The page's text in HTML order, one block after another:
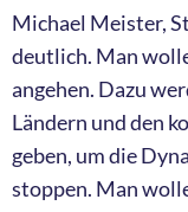
Michael Meister,
deutlich. Man
angehen. Dazu
Ländern und den
geben, um die
stoppen. Man